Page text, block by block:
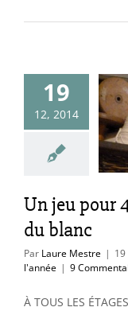
19
12, 2014
pour 4 ans
: La saison
Un jeu pour
du blanc
Par Laure Mestre |
l'année | 9
À TOUS LES